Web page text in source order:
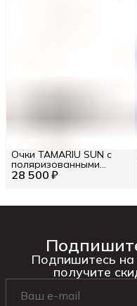
28 500 ₽
Очки TAMARIU SUN с
поляризованными
линзами TAMARIU SUN
Подпишитесь на
получите